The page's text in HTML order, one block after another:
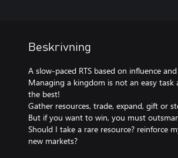
Beskrivning
A slow-paced RTS based on influence
Managing a kingdom is not an easy
the best!
Gather resources, trade, expand, gift or
But if you want to win, you must
Should I take a rare resource? reinforce
new markets?